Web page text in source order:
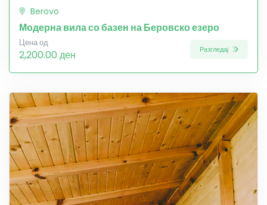
Berovo
Модерна вила со базен на Беровско езеро
Цена од
2,200.00 ден Разгледај